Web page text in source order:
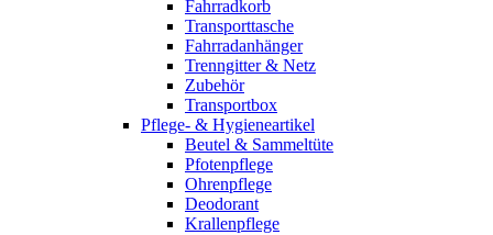
Fahrradkorb
Transporttasche
Fahrradanhänger
Trenngitter & Netz
Zubehör
Transportbox
Pflege- & Hygieneartikel
Beutel & Sammeltüte
Pfotenpflege
Ohrenpflege
Deodorant
Krallenpflege